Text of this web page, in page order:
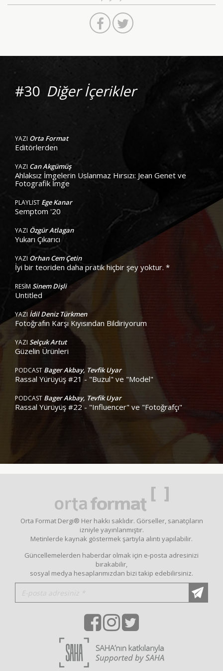
#30 Diğer İçerikler
YAZI Orta Format
Editörlerden
YAZI Can Akgümüş
Ahlaksız İmgelerin Uslanmaz Hırsızı: Jean Genet ve
Fotografik İmge
PLAYLIST Ege Kanar
Semptom '20
YAZI Özgür Atlagan
Yukarı Çıkarıcı
YAZI Orhan Cem Çetin
İyi bir teoriden daha pratik hiçbir şey yoktur. *
RESİM Sinem Dişli
Untitled
YAZI İdil Deniz Türkmen
Fotoğrafın Karşı Kıyısından Bildiriyorum
YAZI Selçuk Artut
Güzelin Ürünleri
PODCAST Bager Akbay, Tevfik Uyar
Rassal Yürüyüş #21 - "Buzul" ve "Model"
PODCAST Bager Akbay, Tevfik Uyar
Rassal Yürüyüş #22 - "Influencer" ve "Fotoğrafçı"
Orta Format Dergi® Her hakkı saklıdır. Görseller, sanatçıların
izniyle yayınlanmıştır.
Metinlerde kaynak göstermek şartıyla alıntı yapılabilir.
Güncellemelerden haberdar olmak için e-posta adresinizi
bırakabilir,
sosyal medya hesaplarımızdan bizi takip edebilirsiniz.